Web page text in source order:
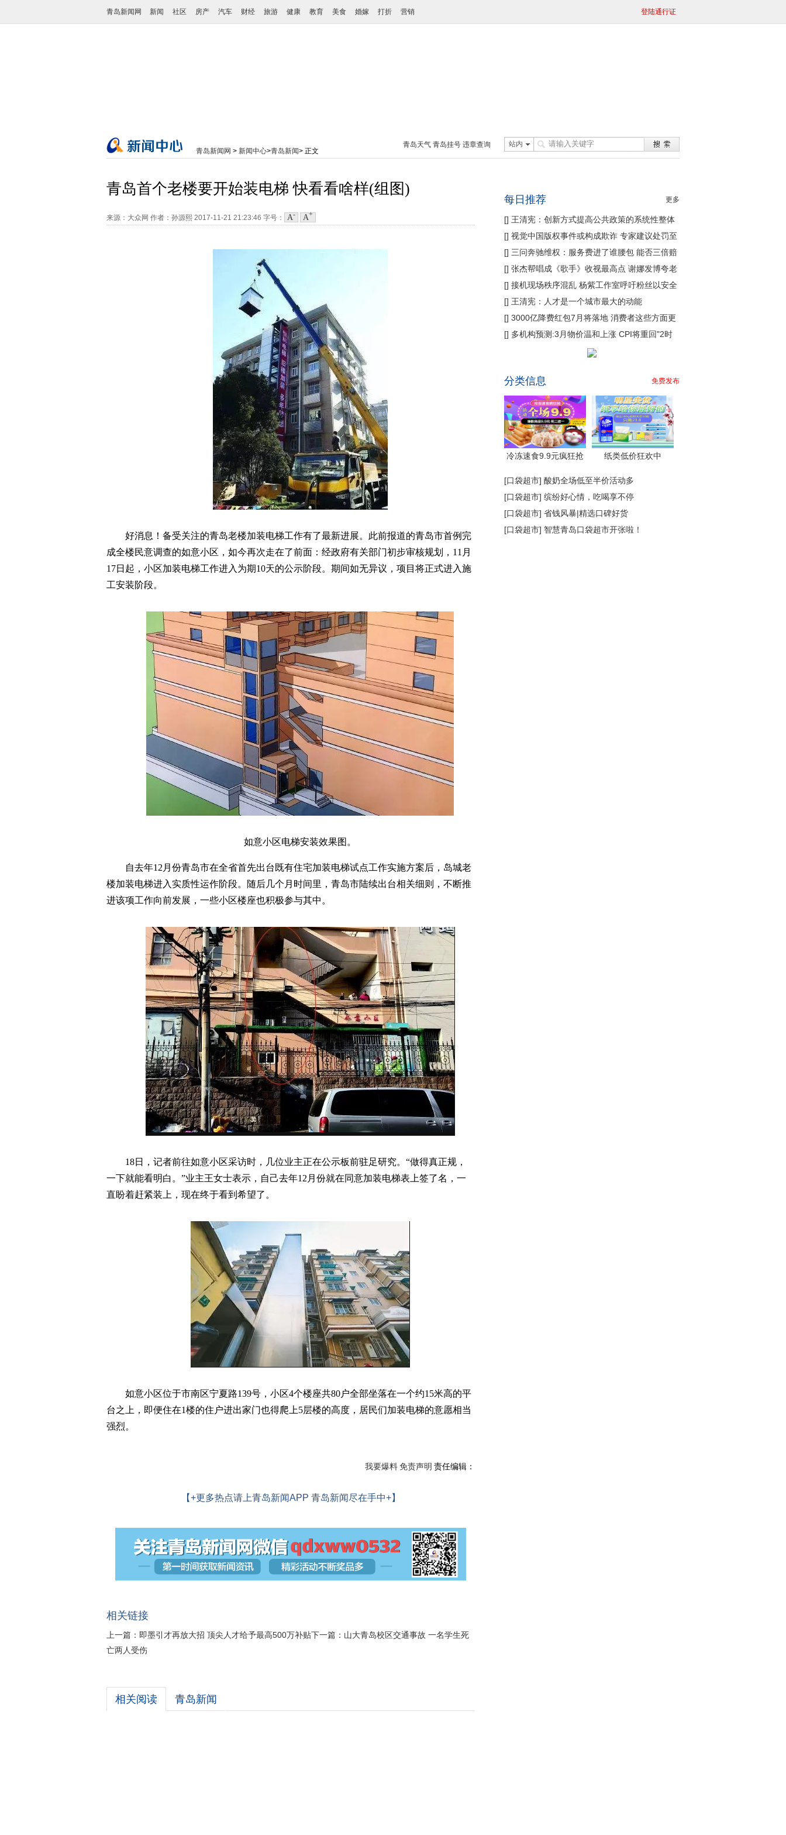
登陆通行证
青岛新闻网 新闻 社区 房产 汽车 财经 旅游 健康 教育 美食 婚嫁 打折 营销
站内
青岛天气 青岛挂号 违章查询
青岛新闻网 > 新闻中心>青岛新闻> 正文
青岛首个老楼要开始装电梯 快看看啥样(组图)
来源：大众网 作者：孙源熙 2017-11-21 21:23:46 字号： A- A+
好消息！备受关注的青岛老楼加装电梯工作有了最新进展。此前报道的青岛市首例完
成全楼民意调查的如意小区，如今再次走在了前面：经政府有关部门初步审核规划，11月
17日起，小区加装电梯工作进入为期10天的公示阶段。期间如无异议，项目将正式进入施
工安装阶段。
如意小区电梯安装效果图。
自去年12月份青岛市在全省首先出台既有住宅加装电梯试点工作实施方案后，岛城老
楼加装电梯进入实质性运作阶段。随后几个月时间里，青岛市陆续出台相关细则，不断推
进该项工作向前发展，一些小区楼座也积极参与其中。
18日，记者前往如意小区采访时，几位业主正在公示板前驻足研究。“做得真正规，
一下就能看明白。”业主王女士表示，自己去年12月份就在同意加装电梯表上签了名，一
直盼着赶紧装上，现在终于看到希望了。
如意小区位于市南区宁夏路139号，小区4个楼座共80户全部坐落在一个约15米高的平
台之上，即便住在1楼的住户进出家门也得爬上5层楼的高度，居民们加装电梯的意愿相当
强烈。
我要爆料免责声明 责任编辑：
【+更多热点请上青岛新闻APP 青岛新闻尽在手中+】
相关链接
上一篇： 即墨引才再放大招 顶尖人才给予最高500万补贴下一篇： 山大青岛校区交通事故 一名学生死
亡两人受伤
相关阅读 青岛新闻
每日推荐 更多
[] 王清宪：创新方式提高公共政策的系统性整体
性协同性
[] 视觉中国版权事件或构成欺诈 专家建议处罚至
痛
[] 三问奔驰维权：服务费进了谁腰包 能否三倍赔
偿
[] 张杰帮唱成《歌手》收视最高点 谢娜发博夸老
公
[] 接机现场秩序混乱 杨紫工作室呼吁粉丝以安全
为主
[] 王清宪：人才是一个城市最大的动能
[] 3000亿降费红包7月将落地 消费者这些方面更
省钱
[] 多机构预测:3月物价温和上涨 CPI将重回"2时
分类信息 免费发布
冷冻速食9.9元疯狂抢 纸类低价狂欢中
[口袋超市] 酸奶全场低至半价活动多
[口袋超市] 缤纷好心情，吃喝享不停
[口袋超市] 省钱风暴|精选口碑好货
[口袋超市] 智慧青岛口袋超市开张啦！